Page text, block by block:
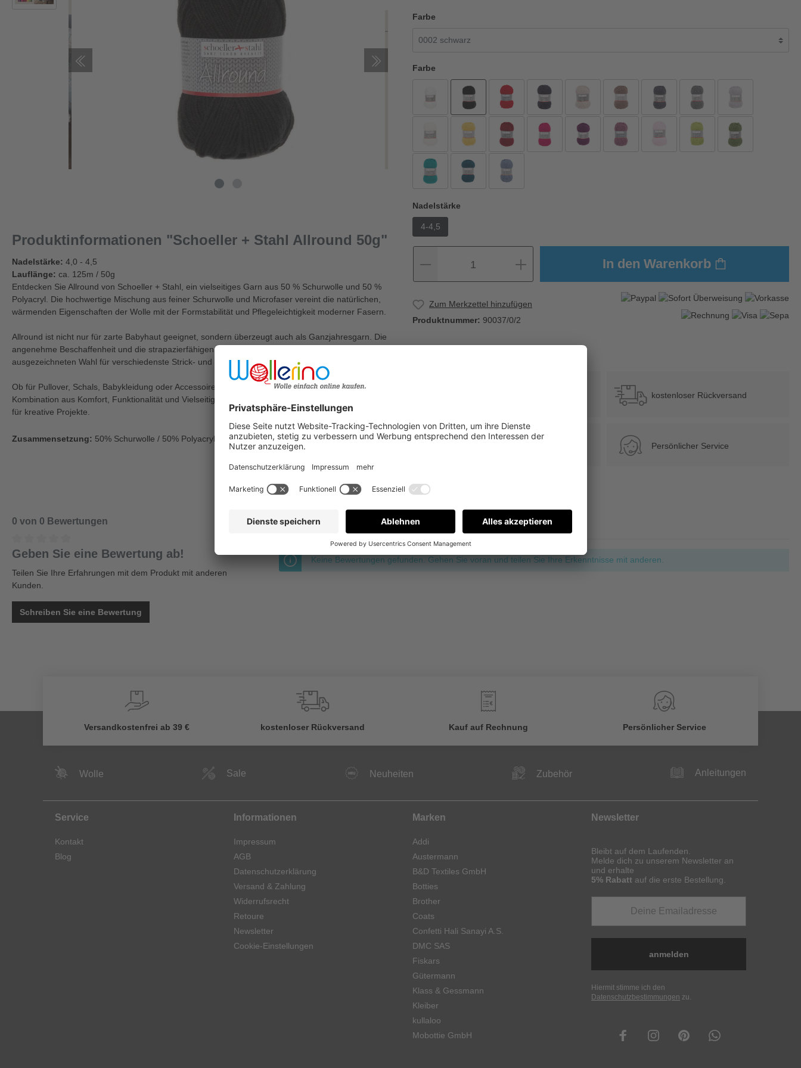
Produktinformationen "Schoeller + Stahl Allround 50g"
Nadelstärke: 4,0 - 4,5
Lauflänge: ca. 125m / 50g
Entdecken Sie Allround von Schoeller + Stahl, ein vielseitiges Garn aus 50 % Schurwolle und 50 %
Polyacryl. Die hochwertige Mischung aus feiner Schurwolle und Microfaser vereint die natürlichen,
wärmenden Eigenschaften der Wolle mit der Formstabilität und Pflegeleichtigkeit moderner Fasern.
Allround ist nicht nur für zarte Babyhaut geeignet, sondern überzeugt auch als Ganzjahresgarn. Die
angenehme Beschaffenheit und die strapazierfähigen Eigenschaften machen es zu einer
ausgezeichneten Wahl für verschiedenste Strick- und Häkelprojekte.
Ob für Pullover, Schals, Babykleidung oder Accessoires - Allround bietet Ihnen eine gelungene
Kombination aus Komfort, Funktionalität und Vielseitigkeit und ist damit ein zuverlässiger Begleiter
für kreative Projekte.
Zusammensetzung: 50% Schurwolle / 50% Polyacryl
Farbe
Farbe
Nadelstärke
4-4,5
1 In den Warenkorb
Zum Merkzettel hinzufügen
Produktnummer: 90037/0/2
kostenloser Rückversand
Persönlicher Service
0 von 0 Bewertungen
Geben Sie eine Bewertung ab!
Teilen Sie Ihre Erfahrungen mit dem Produkt mit anderen
Kunden.
Schreiben Sie eine Bewertung
Bewertungen nur in der aktuellen Sprache anzeigen.
Keine Bewertungen gefunden. Gehen Sie voran und teilen Sie Ihre Erkenntnisse mit anderen.
Versandkostenfrei ab 39 € kostenloser Rückversand
€
Kauf auf Rechnung Persönlicher Service
Wolle Sale Neuheiten Zubehör Anleitungen
Service
Kontakt
Blog
Informationen
Impressum
AGB
Datenschutzerklärung
Versand & Zahlung
Widerrufsrecht
Retoure
Newsletter
Cookie-Einstellungen
Marken
Addi
Austermann
B&D Textiles GmbH
Botties
Brother
Coats
Confetti Hali Sanayi A.S.
DMC SAS
Fiskars
Gütermann
Klass & Gessmann
Kleiber
kullaloo
Mobottie GmbH
Newsletter
Bleibt auf dem Laufenden.
Melde dich zu unserem Newsletter an
und erhalte
5% Rabatt auf die erste Bestellung.
anmelden
Hiermit stimme ich den
Datenschutzbestimmungen zu.